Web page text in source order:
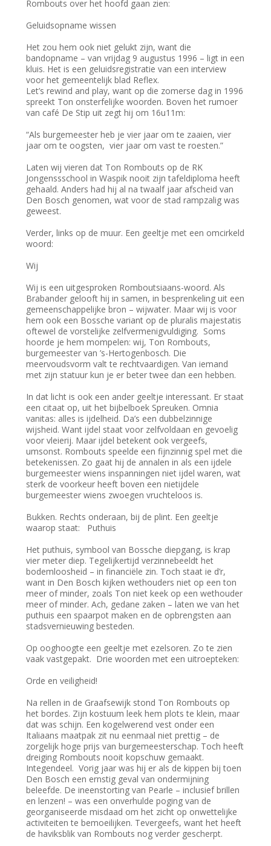
Rombouts over het hoofd gaan zien:
Geluidsopname wissen
Het zou hem ook niet gelukt zijn, want die
bandopname – van vrijdag 9 augustus 1996 – ligt in een
kluis. Het is een geluidsregistratie van een interview
voor het gemeentelijk blad Reflex.
Let’s rewind and play, want op die zomerse dag in 1996
spreekt Ton onsterfelijke woorden. Boven het rumoer
van café De Stip uit zegt hij om 16u11m:
“Als burgemeester heb je vier jaar om te zaaien, vier
jaar om te oogsten, vier jaar om vast te roesten.”
Laten wij vieren dat Ton Rombouts op de RK
Jongenssschool in Waspik nooit zijn tafeldiploma heeft
gehaald. Anders had hij al na twaalf jaar afscheid van
Den Bosch genomen, wat voor de stad rampzalig was
geweest.
Verder, links op de muur. Een geeltje met een omcirkeld
woord:
Wij
Wij is een uitgesproken Romboutsiaans-woord. Als
Brabander gelooft hij in samen, in besprenkeling uit een
gemeenschappelijke bron – wijwater. Maar wij is voor
hem ook een Bossche variant op de pluralis majestatis
oftewel de vorstelijke zelfvermenigvuldiging. Soms
hoorde je hem mompelen: wij, Ton Rombouts,
burgemeester van ’s-Hertogenbosch. Die
meervoudsvorm valt te rechtvaardigen. Van iemand
met zijn statuur kun je er beter twee dan een hebben.
In dat licht is ook een ander geeltje interessant. Er staat
een citaat op, uit het bijbelboek Spreuken. Omnia
vanitas: alles is ijdelheid. Da’s een dubbelzinnige
wijsheid. Want ijdel staat voor zelfvoldaan en gevoelig
voor vleierij. Maar ijdel betekent ook vergeefs,
umsonst. Rombouts speelde een fijnzinnig spel met die
betekenissen. Zo gaat hij de annalen in als een ijdele
burgemeester wiens inspanningen niet ijdel waren, wat
sterk de voorkeur heeft boven een nietijdele
burgemeester wiens zwoegen vruchteloos is.
Bukken. Rechts onderaan, bij de plint. Een geeltje
waarop staat: Puthuis
Het puthuis, symbool van Bossche diepgang, is krap
vier meter diep. Tegelijkertijd verzinnebeeldt het
bodemloosheid – in financiële zin. Toch staat ie d’r,
want in Den Bosch kijken wethouders niet op een ton
meer of minder, zoals Ton niet keek op een wethouder
meer of minder. Ach, gedane zaken – laten we van het
puthuis een spaarpot maken en de opbrengsten aan
stadsvernieuwing besteden.
Op ooghoogte een geeltje met ezelsoren. Zo te zien
vaak vastgepakt. Drie woorden met een uitroepteken:
Orde en veiligheid!
Na rellen in de Graafsewijk stond Ton Rombouts op
het bordes. Zijn kostuum leek hem plots te klein, maar
dat was schijn. Een kogelwerend vest onder een
Italiaans maatpak zit nu eenmaal niet prettig – de
zorgelijk hoge prijs van burgemeesterschap. Toch heeft
dreiging Rombouts nooit kopschuw gemaakt.
Integendeel. Vorig jaar was hij er als de kippen bij toen
Den Bosch een ernstig geval van ondermijning
beleefde. De ineenstorting van Pearle – inclusief brillen
en lenzen! – was een onverhulde poging van de
georganiseerde misdaad om het zicht op onwettelijke
activiteiten te bemoeilijken. Tevergeefs, want het heeft
de haviksblik van Rombouts nog verder gescherpt.